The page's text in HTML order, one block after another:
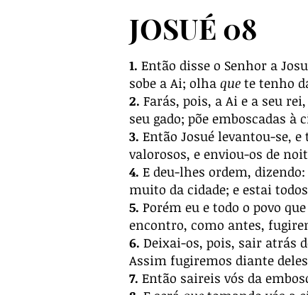
JOSUÉ 08
1. Então disse o Senhor a
sobe a Ai; olha que te tenho
2. Farás, pois, a Ai e a seu
seu gado; põe emboscadas à
3. Então Josué levantou-se,
valorosos, e enviou-os de
4. E deu-lhes ordem,
muito da cidade; e estai
5. Porém eu e todo o povo que
encontro, como antes,
6. Deixai-os, pois, sair atrás
Assim fugiremos diante
7. Então saireis vós da